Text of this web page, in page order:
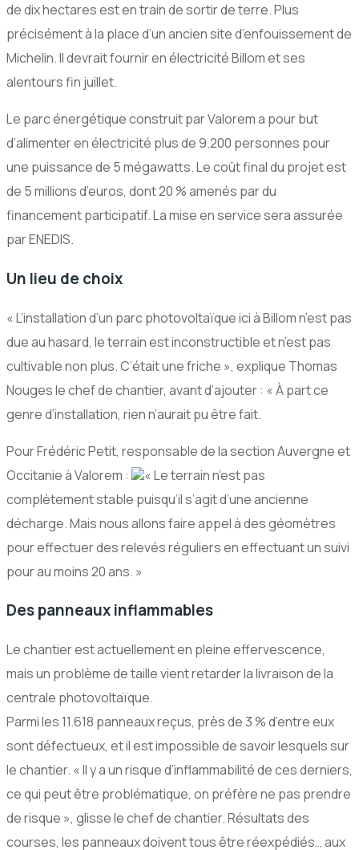
de dix hectares est en train de sortir de terre. Plus
précisément à la place d’un ancien site d’enfouissement de
Michelin. Il devrait fournir en électricité Billom et ses
alentours fin juillet.
Le parc énergétique construit par Valorem a pour but
d’alimenter en électricité plus de 9.200 personnes pour
une puissance de 5 mégawatts. Le coût final du projet est
de 5 millions d’euros, dont 20 % amenés par du
financement participatif. La mise en service sera assurée
par ENEDIS.
Un lieu de choix
« L’installation d’un parc photovoltaïque ici à Billom n’est pas
due au hasard, le terrain est inconstructible et n’est pas
cultivable non plus. C’était une friche », explique Thomas
Nouges le chef de chantier, avant d’ajouter : « À part ce
genre d’installation, rien n’aurait pu être fait.
Pour Frédéric Petit, responsable de la section Auvergne et
Occitanie à Valorem :
« Le terrain n’est pas
complètement stable puisqu’il s’agit d’une ancienne
décharge. Mais nous allons faire appel à des géomètres
pour effectuer des relevés réguliers en effectuant un suivi
pour au moins 20 ans. »
Des panneaux inflammables
Le chantier est actuellement en pleine effervescence,
mais un problème de taille vient retarder la livraison de la
centrale photovoltaïque.
Parmi les 11.618 panneaux reçus, près de 3 % d’entre eux
sont défectueux, et il est impossible de savoir lesquels sur
le chantier. « Il y a un risque d’inflammabilité de ces derniers,
ce qui peut être problématique, on préfère ne pas prendre
de risque », glisse le chef de chantier. Résultats des
courses, les panneaux doivent tous être réexpédiés… aux